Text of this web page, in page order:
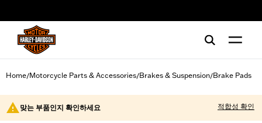
Home/Motorcycle Parts & Accessories/Brakes & Suspension/Brake Pads
맞는 부품인지 확인하세요 적합성 확인